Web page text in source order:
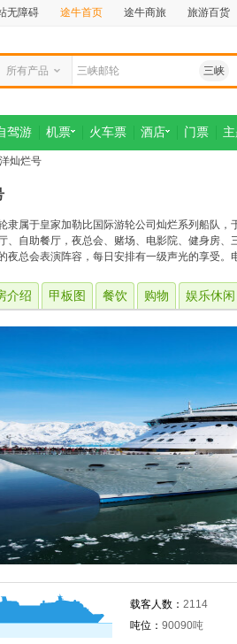
无障碍 途牛首页 途牛商旅 旅游百货
所有产品 三峡
驾游 机票 火车票 酒店 门票
灿烂号
隶属于皇家加勒比国际游轮公司灿烂系列船队
、自助餐厅，夜总会、赌场、电影院、健身房
夜总会表演阵容，每日安排有一级声光的享受。
介绍 甲板图 餐饮 购物 娱乐休闲
载客人数： 2114
吨位： 90090吨